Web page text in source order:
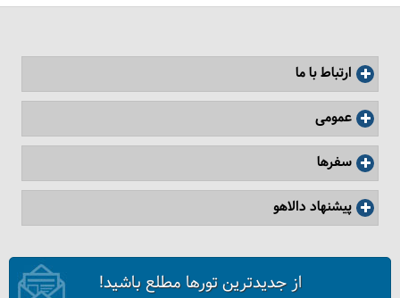
ارتباط با ما
عمومی
سفرها
پیشنهاد دالاهو
از جدیدترین تورها مطلع باشید!